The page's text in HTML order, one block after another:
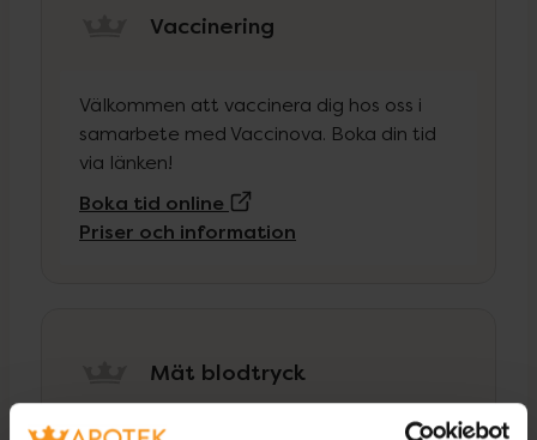
Vaccinering
Välkommen att vaccinera dig hos oss i
samarbete med Vaccinova. Boka din tid
via länken!
Boka tid online
Priser och information
Mät blodtryck